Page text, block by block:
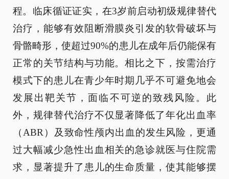
程。临床循证证实，在3岁前启动初级规律替代
治疗，能够有效阻断滑膜炎引发的软骨破坏与
骨骼畸形，使超过90%的患儿在成年后仍能保有
正常的关节结构与功能。相比之下，按需治疗
模式下的患儿在青少年时期几乎不可避免地会
发展出靶关节，面临不可逆的致残风险。此
外，规律替代治疗不仅显著降低了年化出血率
（ABR）及致命性颅内出血的发生风险，更通
过大幅减少急性出血相关的急诊就医与住院需
求，显著提升了患儿的生命质量，使其能够摆